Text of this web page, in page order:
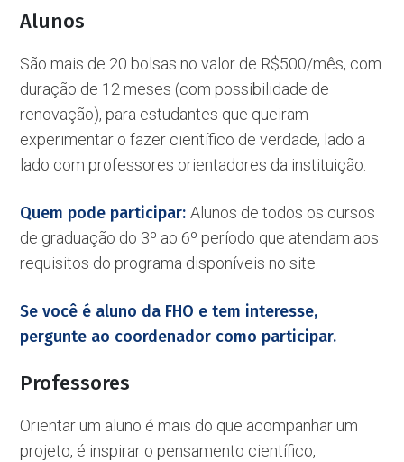
Alunos
São mais de 20 bolsas no valor de R$500/mês, com
duração de 12 meses (com possibilidade de
renovação), para estudantes que queiram
experimentar o fazer científico de verdade, lado a
lado com professores orientadores da instituição.
Quem pode participar:Alunos de todos os cursos
de graduação do 3º ao 6º período que atendam aos
requisitos do programa disponíveis no site.
Se você é aluno da FHO e tem interesse,
pergunte ao coordenador como participar.
Professores
Orientar um aluno é mais do que acompanhar um
projeto, é inspirar o pensamento científico,